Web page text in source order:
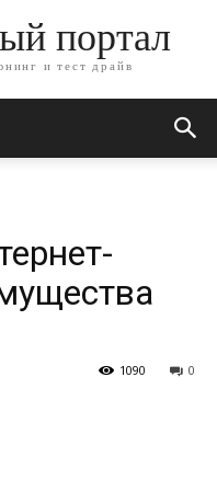
портал
и тест драйв
0
1090